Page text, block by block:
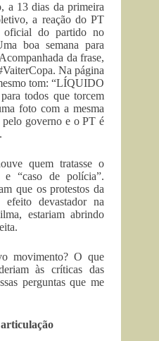
a 13 dias da primeira
a reação do PT
do partido no
boa semana para
da frase,
Na página
tom: “LÍQUIDO
todos que torcem
foto com a mesma
pelo governo e o PT é
quem tratasse o
e “caso de polícia”.
que os protestos da
devastador na
estariam abrindo
movimento? O que
às críticas das
perguntas que me